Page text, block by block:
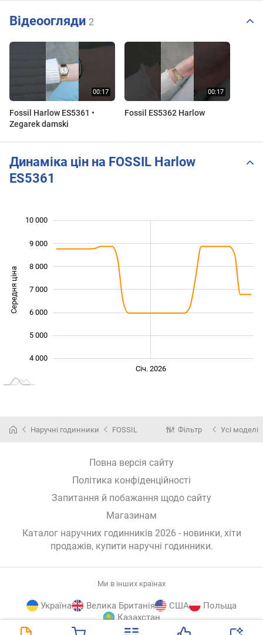
Відеоогляди 2
Fossil Harlow ES5361 •
Zegarek damski
Fossil ES5362 Harlow
Динаміка цін на FOSSIL Harlow
ES5361
Середня ціна 10 000
4 000
5 000
6 000
7 000
8 000
9 000
10 000
Січ. 2026
Наручні годинники FOSSIL Фільтр Усі моделі
Повна версія сайту
Політика конфіденційності
Запитання й побажання щодо сайту
Магазинам
Каталог наручних годинників 2026 - новинки, хіти
продажів, купити наручні годинники.
Ми в інших країнах
Україна Велика Британія США
Польща
Казахстан